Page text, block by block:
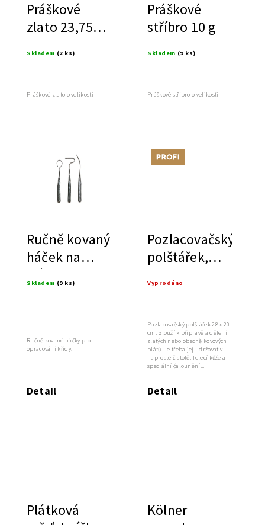
Práškové
zlato 23,75
Skladem (2 ks)
Práškové zlato o velikosti
Práškové
stříbro 10 g
Skladem (9 ks)
Práškové stříbro o velikosti
Ručně kovaný
háček na
křídu
Skladem (9 ks)
Detail
Ručně kované háčky pro
opracování křídy.
Tip
Pozlacovačský
polštářek,
Vyprodáno
Detail
Pozlacovačský polštářek 28 x 20
cm. Slouží k přípravě a dělení
zlatých nebo obecně kovových
plátů. Je třeba jej udržovat v
naprosté čistotě. Telecí kůže a
speciální čalounění...
Plátková
Kölner